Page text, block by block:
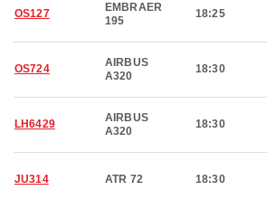
OS127
EMBRAER
195
18:25
OS724
AIRBUS
A320
18:30
LH6429
AIRBUS
A320
18:30
JU314 ATR 72 18:30